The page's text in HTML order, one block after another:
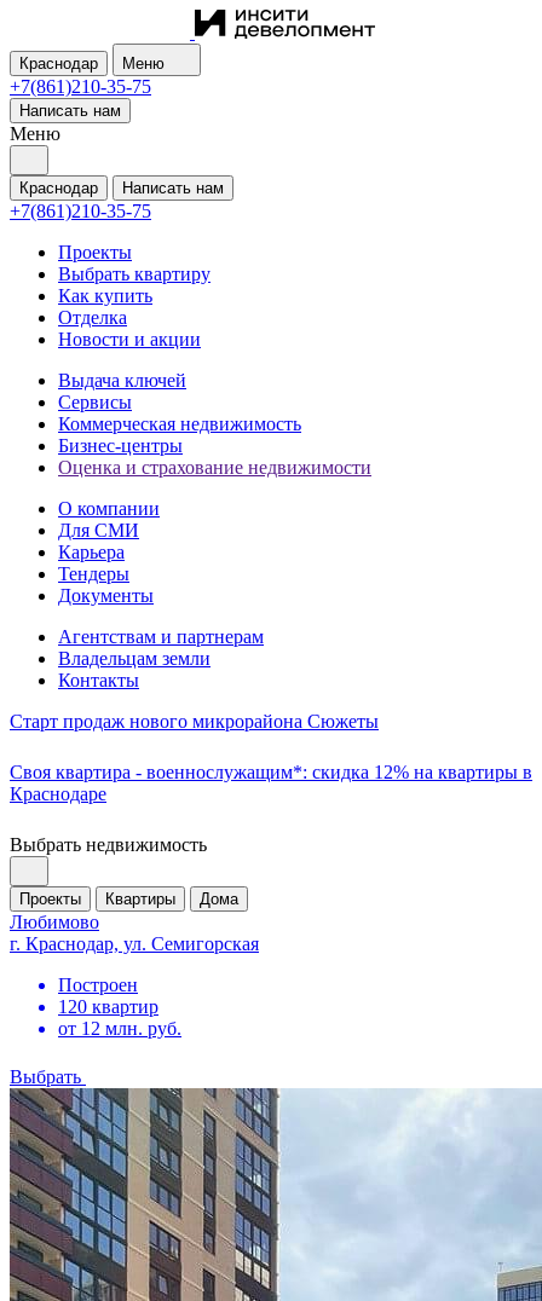
Краснодар Меню
+7(861)210-35-75
Написать нам
Меню
Краснодар Написать нам
+7(861)210-35-75
Проекты
Выбрать квартиру
Как купить
Отделка
Новости и акции
Выдача ключей
Сервисы
Коммерческая недвижимость
Бизнес-центры
Оценка и страхование недвижимости
О компании
Для СМИ
Карьера
Тендеры
Документы
Агентствам и партнерам
Владельцам земли
Контакты
Старт продаж нового микрорайона Сюжеты
Своя квартира - военнослужащим*: скидка 12% на квартиры в
Краснодаре
Выбрать недвижимость
Проекты Квартиры Дома
Любимово
г. Краснодар, ул. Семигорская
Построен
120 квартир
от 12 млн. руб.
Выбрать